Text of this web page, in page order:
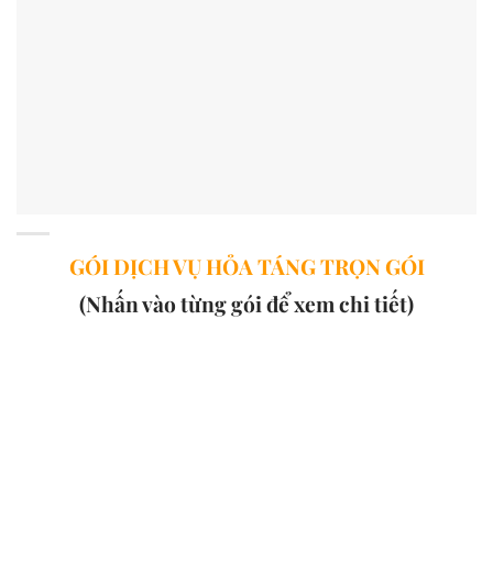
GÓI DỊCH VỤ HỎA TÁNG TRỌN GÓI
(Nhấn vào từng gói để xem chi tiết)